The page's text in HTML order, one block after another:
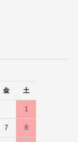
金 土
1
7 8